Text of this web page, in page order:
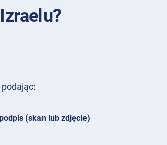
(skan lub zdjęcie)